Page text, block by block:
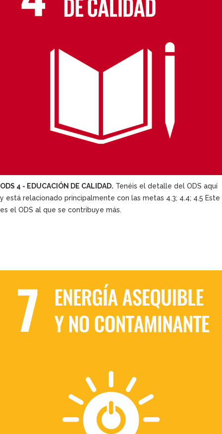
ODS 4 - EDUCACIÓN DE CALIDAD. Tenéis el detalle del ODS aquí
y está relacionado principalmente con las metas 4.3; 4.4; 4.5 Este
es el ODS al que se contribuye más.